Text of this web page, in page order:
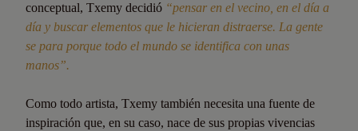
conceptual, Txemy decidió “pensar en el vecino, en el día a
día y buscar elementos que le hicieran distraerse. La gente
se para porque todo el mundo se identifica con unas
manos”.
Como todo artista, Txemy también necesita una fuente de
inspiración que, en su caso, nace de sus propias vivencias